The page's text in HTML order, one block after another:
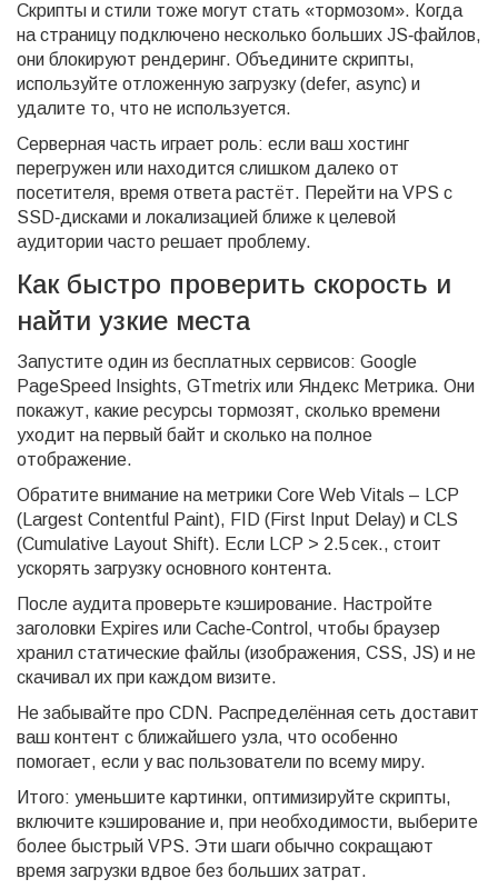
Скрипты и стили тоже могут стать «тормозом». Когда
на страницу подключено несколько больших JS‑файлов,
они блокируют рендеринг. Объедините скрипты,
используйте отложенную загрузку (defer, async) и
удалите то, что не используется.
Серверная часть играет роль: если ваш хостинг
перегружен или находится слишком далеко от
посетителя, время ответа растёт. Перейти на VPS с
SSD‑дисками и локализацией ближе к целевой
аудитории часто решает проблему.
Как быстро проверить скорость и
найти узкие места
Запустите один из бесплатных сервисов: Google
PageSpeed Insights, GTmetrix или Яндекс Метрика. Они
покажут, какие ресурсы тормозят, сколько времени
уходит на первый байт и сколько на полное
отображение.
Обратите внимание на метрики Core Web Vitals – LCP
(Largest Contentful Paint), FID (First Input Delay) и CLS
(Cumulative Layout Shift). Если LCP > 2.5 сек., стоит
ускорять загрузку основного контента.
После аудита проверьте кэширование. Настройте
заголовки Expires или Cache‑Control, чтобы браузер
хранил статические файлы (изображения, CSS, JS) и не
скачивал их при каждом визите.
Не забывайте про CDN. Распределённая сеть доставит
ваш контент с ближайшего узла, что особенно
помогает, если у вас пользователи по всему миру.
Итого: уменьшите картинки, оптимизируйте скрипты,
включите кэширование и, при необходимости, выберите
более быстрый VPS. Эти шаги обычно сокращают
время загрузки вдвое без больших затрат.